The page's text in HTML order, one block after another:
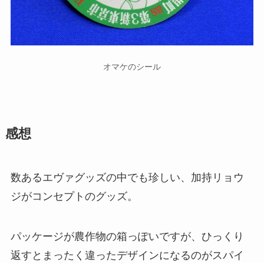
オマケのシール
感想
数あるエヴァグッズの中でも珍しい、加持リョウ
ジがコンセプトのグッズ。
パッケージが農作物の箱っぽいですが、ひっくり
返すとまったく違ったデザインになるのがスパイ